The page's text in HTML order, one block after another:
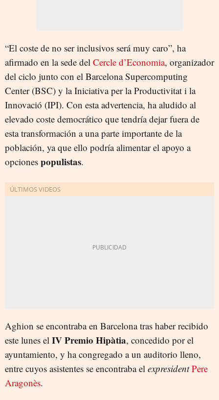
“El coste de no ser inclusivos será muy caro”, ha
afirmado en la sede del Cercle d’Economia, organizador
del ciclo junto con el Barcelona Supercomputing
Center (BSC) y la Iniciativa per la Productivitat i la
Innovació (IPI). Con esta advertencia, ha aludido al
elevado coste democrático que tendría dejar fuera de
esta transformación a una parte importante de la
población, ya que ello podría alimentar el apoyo a
opciones populistas.
Aghion se encontraba en Barcelona tras haber recibido
este lunes el IV Premio Hipàtia, concedido por el
ayuntamiento, y ha congregado a un auditorio lleno,
entre cuyos asistentes se encontraba el expresidentPere
Aragonès.